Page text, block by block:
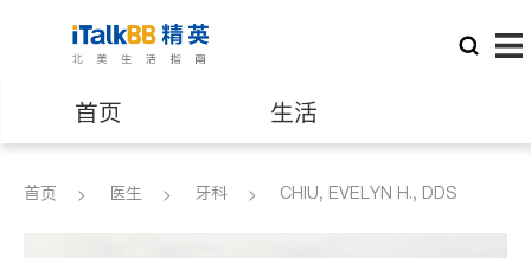
首页 生活
医生 律师
首页 医生 牙科 CHIU, EVELYN H., DDS